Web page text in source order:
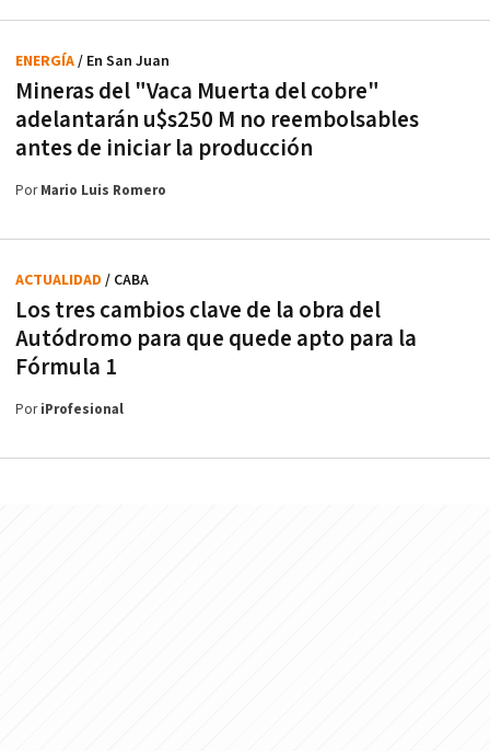
Mineras del "Vaca Muerta del cobre"
adelantarán u$s250 M no reembolsables
antes de iniciar la producción
ENERGÍA/ En San Juan
PorMario Luis Romero
Los tres cambios clave de la obra del
Autódromo para que quede apto para la
Fórmula 1
ACTUALIDAD / CABA
PoriProfesional